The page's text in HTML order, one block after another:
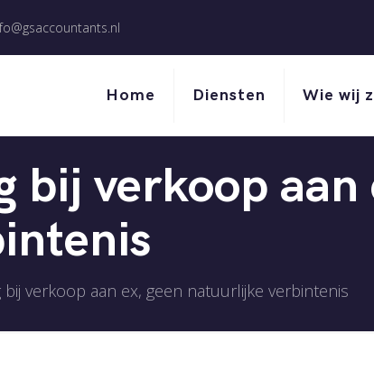
Home Diensten Wie wij
bij verkoop aan
verkoop aan ex, geen natuurlijke verbintenis